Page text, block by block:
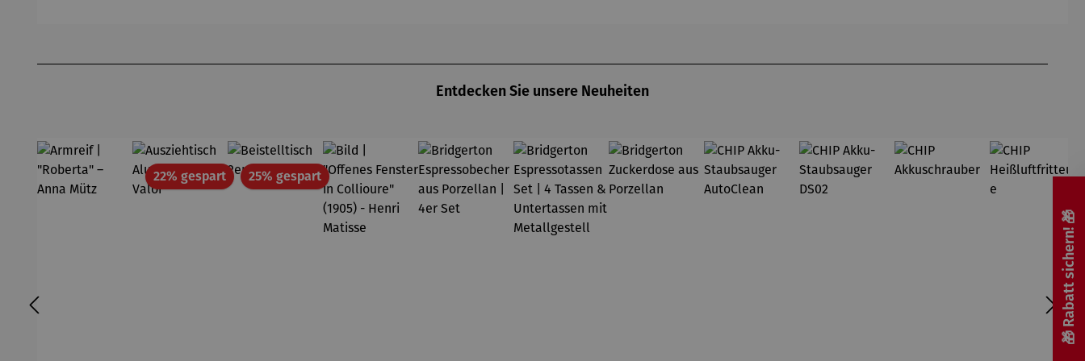
Entdecken Sie unsere Neuheiten
22% gespartRabatt25% gespartRabatt
🎁 Rabatt sichern! 🎁